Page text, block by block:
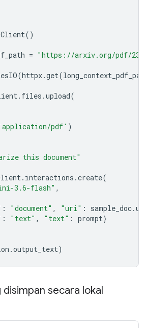
Client()
= "https://arxiv.org/pdf/
(httpx.get(
. files .upload(
pdf' )
this document"
. interactions .create(
3.6-flash" ,
: "document" , "uri" : sample_doc.
: "text" , "text" : prompt}
.output_text)
disimpan secara lokal